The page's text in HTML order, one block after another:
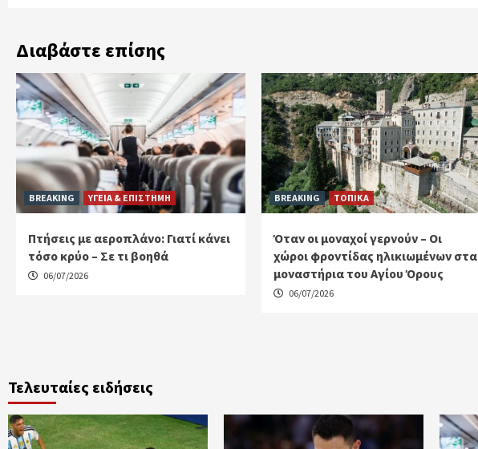
Διαβάστε επίσης
BREAKING ΥΓΕΙΑ & ΕΠΙΣΤΗΜΗ
Πτήσεις με αεροπλάνο: Γιατί κάνει
τόσο κρύο – Σε τι βοηθά
06/07/2026
BREAKING ΤΟΠΙΚΑ
Όταν οι μοναχοί γερνούν – Οι
χώροι φροντίδας ηλικιωμένων στα
μοναστήρια του Αγίου Όρους
06/07/2026
Τελευταίες ειδήσεις